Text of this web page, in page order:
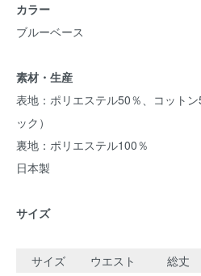
カラー
ブルーベース
素材・生産
表地：ポリエステル50％、コット
ック）
裏地：ポリエステル100％
日本製
サイズ
サイズ ウエスト
総丈